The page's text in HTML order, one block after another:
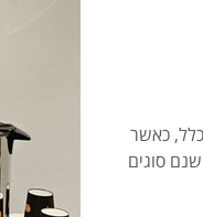
כאשר
סוגים